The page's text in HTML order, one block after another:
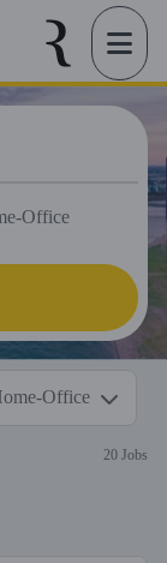
Office
20 Jobs